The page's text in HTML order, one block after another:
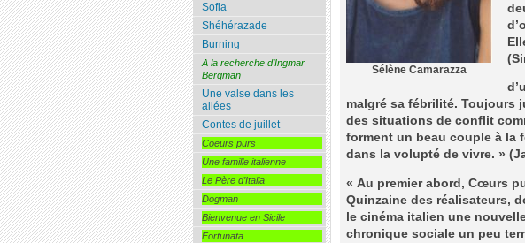
Sélène Camarazza
malgré sa fébrilité. Toujours
des situations de conflit
forment un beau couple à la
dans la volupté de vivre. »
« Au premier abord, Cœurs
Quinzaine des réalisateurs,
le cinéma italien une
chronique sociale un peu
Sofia
Shéhérazade
Burning
A la recherche d’Ingmar
Bergman
Une valse dans les
allées
Contes de juillet
Coeurs purs
Une famille italienne
Le Père d’Italia
Dogman
Bienvenue en Sicile
Fortunata